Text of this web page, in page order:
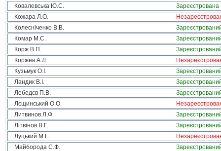
Ковалевська Ю.С.
Зареєстрована
Кожара Л.О.
Колесніченко В.В.
Комар М.С.
Корж В.П.
Коржев А.Л.
Кузьмук О.І.
Ландик В.І.
Лебедєв П.В.
Лєщинський О.О.
Литвинов Л.Ф.
Літвінов В.Г.
Луцький М.Г.
Майборода С.Ф.